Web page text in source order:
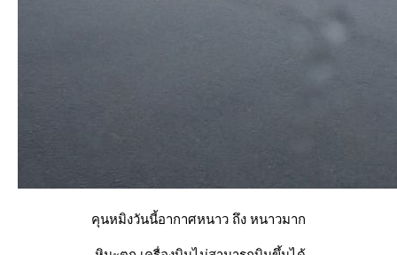
คุนหมิงวันนี้อากาศหนาว ถึง หนาวมาก